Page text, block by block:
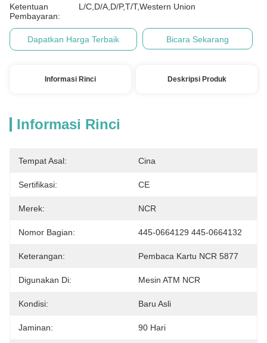
Ketentuan
Pembayaran:
L/C,D/A,D/P,T/T,Western Union
Dapatkan Harga Terbaik Bicara Sekarang
Informasi Rinci Deskripsi Produk
Informasi Rinci
Tempat Asal: Cina
Sertifikasi: CE
Merek: NCR
Nomor Bagian: 445-0664129 445-0664132
Keterangan: Pembaca Kartu NCR 5877
Digunakan Di: Mesin ATM NCR
Kondisi: Baru Asli
Jaminan: 90 Hari